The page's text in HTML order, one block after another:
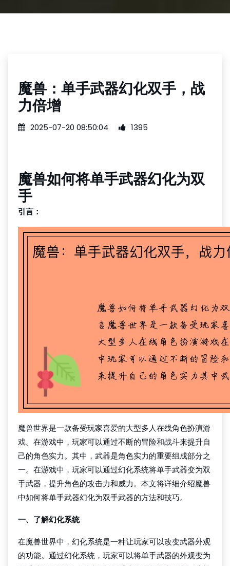
魔兽：单手武器幻化双手，战
力倍增
2025-07-20 08:50:04 1395
魔兽如何将单手武器幻化为双
手
引言：
魔兽世界是一款备受玩家喜爱的大型多人在线角色扮演游
戏。在游戏中，玩家可以通过不断的冒险和战斗来提升自
己的角色实力。其中，武器是角色实力的重要组成部分之
一。在游戏中，玩家可以通过幻化系统将单手武器变为双
手武器，提升角色的攻击力和威力。本文将详细介绍魔兽
中如何将单手武器幻化为双手武器的方法和技巧。
一、了解幻化系统
在魔兽世界中，幻化系统是一种让玩家可以改变武器外观
的功能。通过幻化系统，玩家可以将单手武器的外观变为